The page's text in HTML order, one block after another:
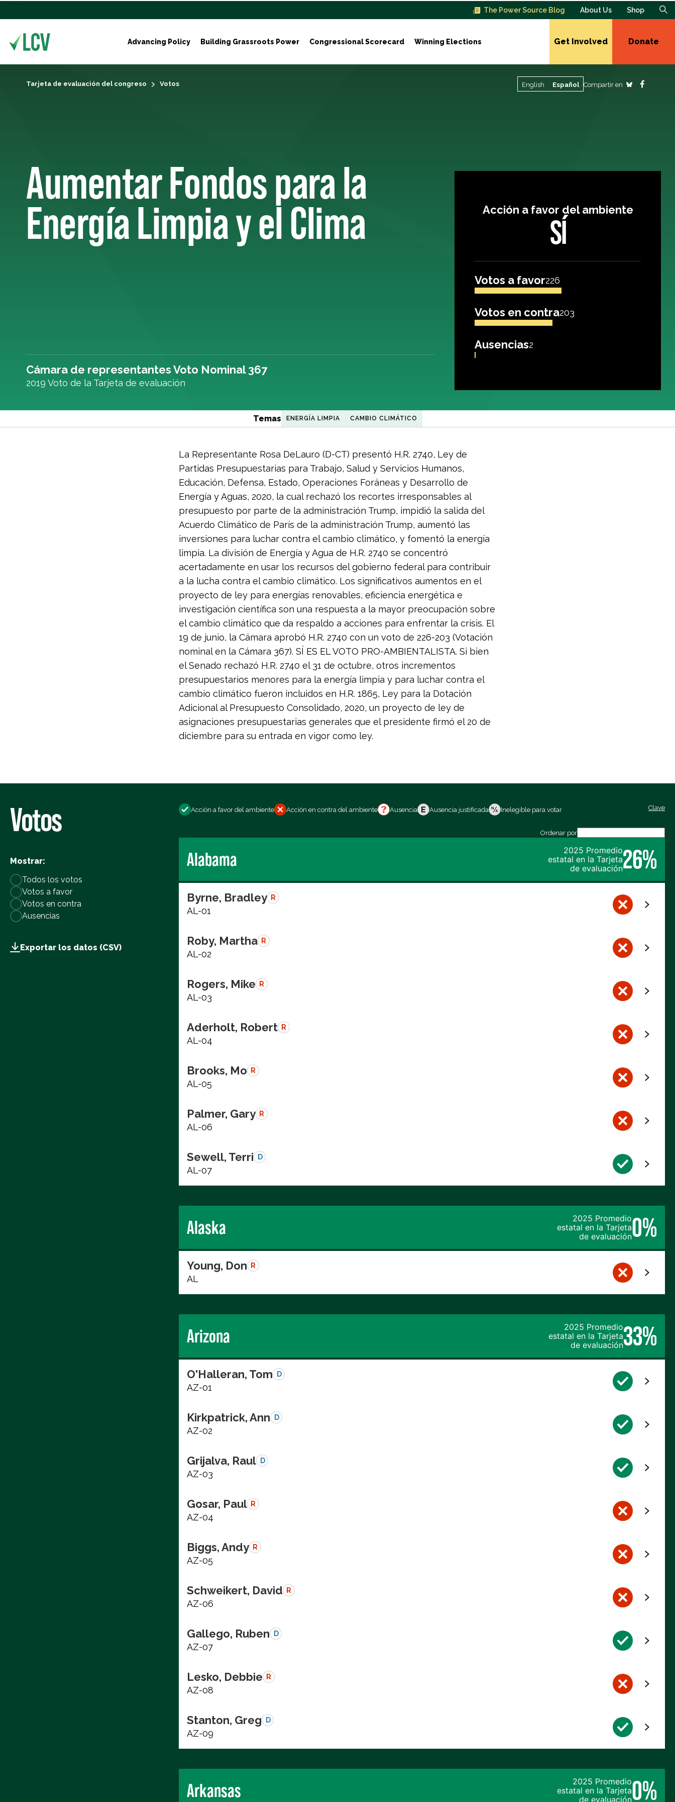
The Power Source Blog About Us Shop
Advancing Policy Building Grassroots Power Congressional Scorecard Winning Elections Get Involved Donate
Tarjeta de evaluación del congreso Votos English Español Compartir en
Aumentar Fondos para la
Energía Limpia y el Clima
Cámara de representantes Voto Nominal 367
2019 Voto de la Tarjeta de evaluación
Acción a favor del ambiente
SÍ
Votos a favor226
Votos en contra203
Ausencias2
Temas ENERGÍA LIMPIA CAMBIO CLIMÁTICO
La Representante Rosa DeLauro (D-CT) presentó H.R. 2740, Ley de
Partidas Presupuestarias para Trabajo, Salud y Servicios Humanos,
Educación, Defensa, Estado, Operaciones Foráneas y Desarrollo de
Energía y Aguas, 2020, la cual rechazó los recortes irresponsables al
presupuesto por parte de la administración Trump, impidió la salida del
Acuerdo Climático de París de la administración Trump, aumentó las
inversiones para luchar contra el cambio climático, y fomentó la energía
limpia. La división de Energía y Agua de H.R. 2740 se concentró
acertadamente en usar los recursos del gobierno federal para contribuir
a la lucha contra el cambio climático. Los significativos aumentos en el
proyecto de ley para energías renovables, eficiencia energética e
investigación científica son una respuesta a la mayor preocupación sobre
el cambio climático que da respaldo a acciones para enfrentar la crisis. El
19 de junio, la Cámara aprobó H.R. 2740 con un voto de 226-203 (Votación
nominal en la Cámara 367). SÍ ES EL VOTO PRO-AMBIENTALISTA. Si bien
el Senado rechazó H.R. 2740 el 31 de octubre, otros incrementos
presupuestarios menores para la energía limpia y para luchar contra el
cambio climático fueron incluidos en H.R. 1865, Ley para la Dotación
Adicional al Presupuesto Consolidado, 2020, un proyecto de ley de
asignaciones presupuestarias generales que el presidente firmó el 20 de
diciembre para su entrada en vigor como ley.
Votos
Mostrar:
Todos los votos
Votos a favor
Votos en contra
Ausencias
Exportar los datos (CSV)
Acción a favor del ambiente Acción en contra del ambiente Ausencia Ausencia justificada Inelegible para votar Clave
Ordenar por
Alabama
2025 Promedio
estatal en la Tarjeta
de evaluación26%
Byrne, Bradley R
AL-01
Roby, Martha R
AL-02
Rogers, Mike R
AL-03
Aderholt, Robert R
AL-04
Brooks, Mo R
AL-05
Palmer, Gary R
AL-06
Sewell, Terri D
AL-07
Alaska
2025 Promedio
estatal en la Tarjeta
de evaluación0%
Young, Don R
AL
Arizona
2025 Promedio
estatal en la Tarjeta
de evaluación33%
O'Halleran, Tom D
AZ-01
Kirkpatrick, Ann D
AZ-02
Grijalva, Raul D
AZ-03
Gosar, Paul R
AZ-04
Biggs, Andy R
AZ-05
Schweikert, David R
AZ-06
Gallego, Ruben D
AZ-07
Lesko, Debbie R
AZ-08
Stanton, Greg D
AZ-09
Arkansas
2025 Promedio
estatal en la Tarjeta
de evaluación0%